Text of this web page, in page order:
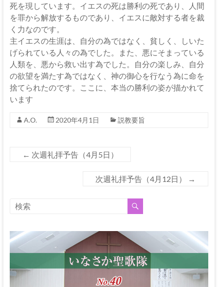
死を現しています。イエスの死は勝利の死であり、人間
を罪から解放するものであり、イエスに敵対する者を裁
く力なのです。
主イエスの生涯は、自分の為ではなく、貧しく、しいた
げられている人々の為でした。また、悪にそまっている
人類を、悪から救い出す為でした。自分の楽しみ、自分
の欲望を満たす為ではなく、神の御心を行なう為に命を
捨てられたのです。ここに、本当の勝利の姿が描かれて
います
A.O. 2020年4月1日 説教要旨
← 次週礼拝予告（4月5日）
次週礼拝予告（4月12日） →